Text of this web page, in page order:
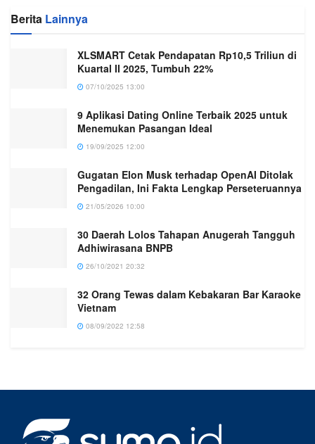
Berita Lainnya
XLSMART Cetak Pendapatan Rp10,5 Triliun di
Kuartal II 2025, Tumbuh 22%
07/10/2025 13:00
9 Aplikasi Dating Online Terbaik 2025 untuk
Menemukan Pasangan Ideal
19/09/2025 12:00
Gugatan Elon Musk terhadap OpenAI Ditolak
Pengadilan, Ini Fakta Lengkap Perseteruannya
21/05/2026 10:00
30 Daerah Lolos Tahapan Anugerah Tangguh
Adhiwirasana BNPB
26/10/2021 20:32
32 Orang Tewas dalam Kebakaran Bar Karaoke
Vietnam
08/09/2022 12:58